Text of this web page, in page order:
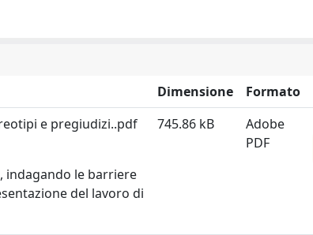
Dimensione
Formato
e pregiudizi..pdf
indagando le barriere
del lavoro di
745.86 kB
Adobe
PDF